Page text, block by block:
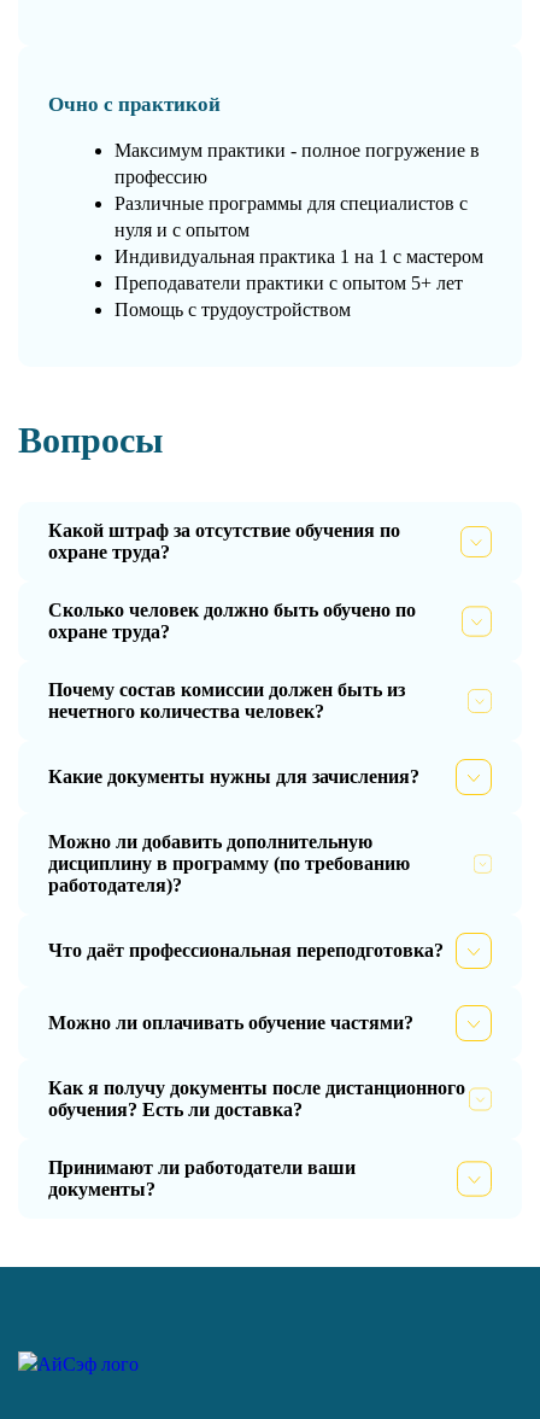
Очно с практикой
Максимум практики - полное погружение в
профессию
Различные программы для специалистов с
нуля и с опытом
Индивидуальная практика 1 на 1 с мастером
Преподаватели практики с опытом 5+ лет
Помощь с трудоустройством
Вопросы
Какой штраф за отсутствие обучения по
охране труда?
Сколько человек должно быть обучено по
охране труда?
Почему состав комиссии должен быть из
нечетного количества человек?
Какие документы нужны для зачисления?
Можно ли добавить дополнительную
дисциплину в программу (по требованию
работодателя)?
Что даёт профессиональная переподготовка?
Можно ли оплачивать обучение частями?
Как я получу документы после дистанционного
обучения? Есть ли доставка?
Принимают ли работодатели ваши
документы?